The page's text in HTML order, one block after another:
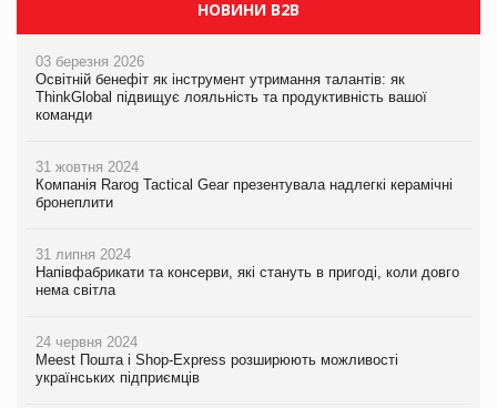
НОВИНИ B2B
03 березня 2026
Освітній бенефіт як інструмент утримання талантів: як
ThinkGlobal підвищує лояльність та продуктивність вашої
команди
31 жовтня 2024
Компанія Rarog Tactical Gear презентувала надлегкі керамічні
бронеплити
31 липня 2024
Напівфабрикати та консерви, які стануть в пригоді, коли довго
нема світла
24 червня 2024
Meest Пошта і Shop-Express розширюють можливості
українських підприємців